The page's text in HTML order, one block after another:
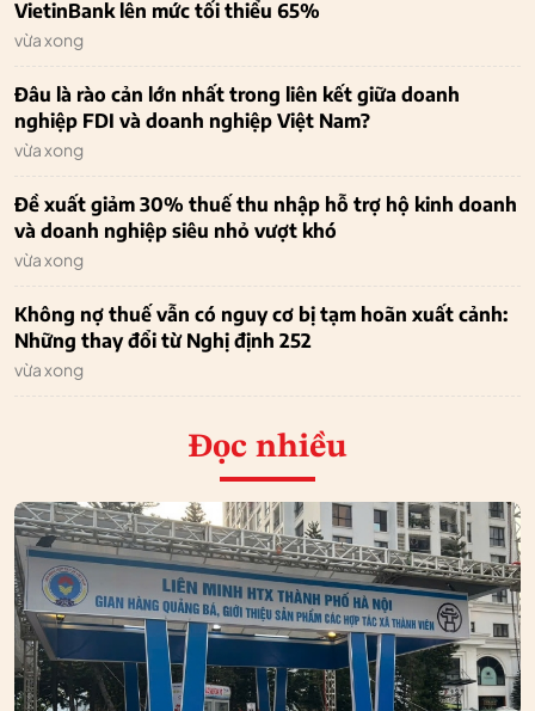
VietinBank lên mức tối thiểu 65%
vừa xong
Đâu là rào cản lớn nhất trong liên kết giữa doanh
nghiệp FDI và doanh nghiệp Việt Nam?
vừa xong
Đề xuất giảm 30% thuế thu nhập hỗ trợ hộ kinh doanh
và doanh nghiệp siêu nhỏ vượt khó
vừa xong
Không nợ thuế vẫn có nguy cơ bị tạm hoãn xuất cảnh:
Những thay đổi từ Nghị định 252
vừa xong
Đọc nhiều